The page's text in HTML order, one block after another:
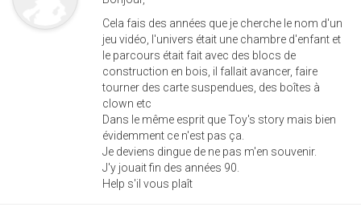
Cela fais des années que je cherche le nom d'un
jeu vidéo, l'univers était une chambre d'enfant et
le parcours était fait avec des blocs de
construction en bois, il fallait avancer, faire
tourner des carte suspendues, des boîtes à
clown etc
Dans le même esprit que Toy's story mais bien
évidemment ce n'est pas ça.
Je deviens dingue de ne pas m'en souvenir.
J'y jouait fin des années 90.
Help s'il vous plaît